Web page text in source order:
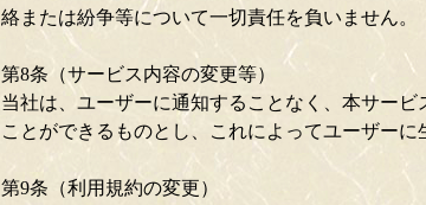
絡または紛争等について一切責任を負いません。
第8条（サービス内容の変更等）
当社は、ユーザーに通知することなく、本サー
ことができるものとし、これによってユーザー
第9条（利用規約の変更）